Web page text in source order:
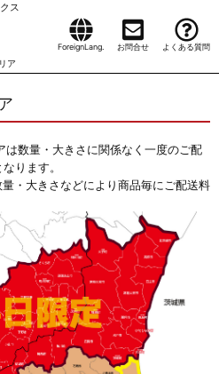
ス
ForeignLang. お問合せ よくある質問
ア
数量・大きさに関係なく一度のご配
ります。
・大きさなどにより商品毎にご配送料